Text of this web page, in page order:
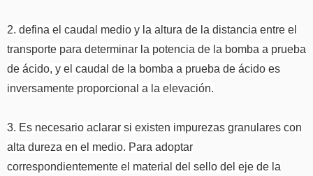
2. defina el caudal medio y la altura de la distancia entre el
transporte para determinar la potencia de la bomba a prueba
de ácido, y el caudal de la bomba a prueba de ácido es
inversamente proporcional a la elevación.
3. Es necesario aclarar si existen impurezas granulares con
alta dureza en el medio. Para adoptar
correspondientemente el material del sello del eje de la